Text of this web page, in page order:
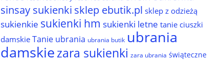
sinsay sukienki sklep ebutik.pl sklep z odzieżą
sukienkie sukienki hm sukienki letne tanie ciuszki
damskie Tanie ubrania ubrania butik ubrania
damskiezara sukienki zara ubrania świąteczne